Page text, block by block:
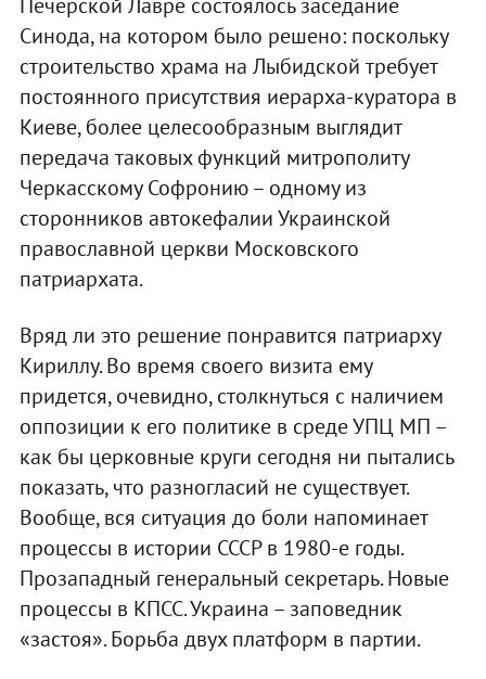
Синода, на котором было решено: поскольку
строительство храма на Лыбидской требует
постоянного присутствия иерарха-куратора в
Киеве, более целесообразным выглядит
передача таковых функций митрополиту
Черкасскому Софронию – одному из
сторонников автокефалии Украинской
православной церкви Московского
патриархата.
Вряд ли это решение понравится патриарху
Кириллу. Во время своего визита ему
придется, очевидно, столкнуться с наличием
оппозиции к его политике в среде УПЦ МП –
как бы церковные круги сегодня ни пытались
показать, что разногласий не существует.
Вообще, вся ситуация до боли напоминает
процессы в истории СССР в 1980-е годы.
Прозападный генеральный секретарь. Новые
процессы в КПСС. Украина – заповедник
«застоя». Борьба двух платформ в партии.